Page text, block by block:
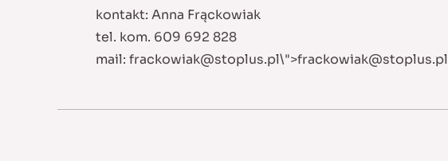
kontakt: Anna Frąckowiak
tel. kom. 609 692 828
mail: frackowiak@stoplus.pl\">frackowiak@stoplus.pl